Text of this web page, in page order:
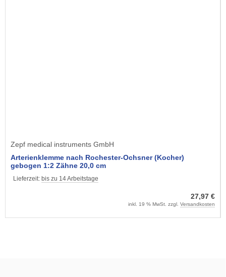
Zepf medical instruments GmbH
Arterienklemme nach Rochester-Ochsner (Kocher)
gebogen 1:2 Zähne 20,0 cm
Lieferzeit: bis zu 14 Arbeitstage
27,97 €
inkl. 19 % MwSt. zzgl. Versandkosten